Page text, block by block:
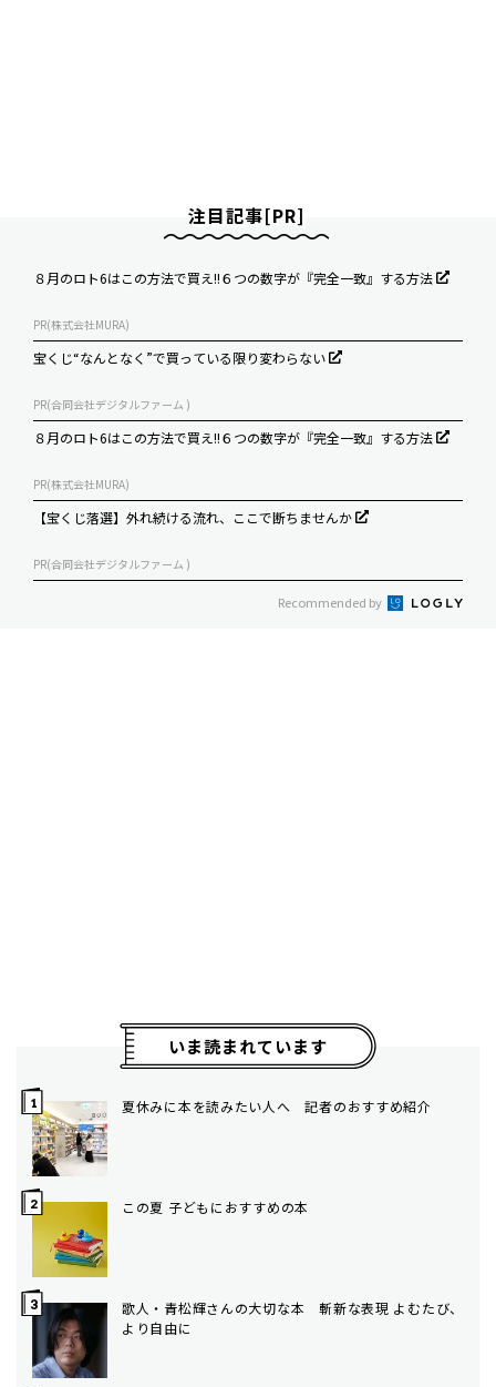
注目記事[PR]
８月のロト6はこの方法で買え!!６つの数字が『完全一致』する方法
PR(株式会社MURA)
宝くじ“なんとなく”で買っている限り変わらない
PR(合同会社デジタルファーム )
８月のロト6はこの方法で買え!!６つの数字が『完全一致』する方法
PR(株式会社MURA)
【宝くじ落選】外れ続ける流れ、ここで断ちませんか
PR(合同会社デジタルファーム )
Recommended by
いま読まれています
夏休みに本を読みたい人へ 記者のおすすめ紹介
この夏 子どもにおすすめの本
歌人・青松輝さんの大切な本 斬新な表現 よむたび、
より自由に